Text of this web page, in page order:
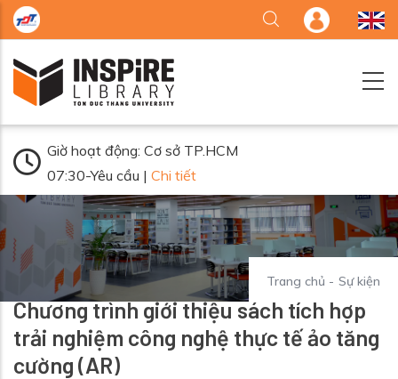
Nhảy đến nội dung
Giờ hoạt động: Cơ sở TP.HCM
07:30-Yêu cầu | Chi tiết
Trang chủ - Sự kiện
Chương trình giới thiệu sách tích hợp
trải nghiệm công nghệ thực tế ảo tăng
cường (AR)